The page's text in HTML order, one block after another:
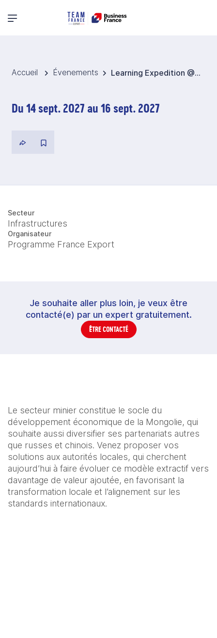
Menu principal
Accueil Évenements Learning Expedition @ MONGOLIE MINING WEEK 2027 - Mongolie
Du 14 sept. 2027 au 16 sept. 2027
Secteur
Infrastructures
Organisateur
Programme France Export
Je souhaite aller plus loin, je veux être
contacté(e) par un expert gratuitement.
ÊTRE CONTACTÉ
Le secteur minier constitue le socle du
développement économique de la Mongolie, qui
souhaite aussi diversifier ses partenariats autres
que russes et chinois. Venez proposer vos
solutions aux autorités locales, qui cherchent
aujourd’hui à faire évoluer ce modèle extractif vers
davantage de valeur ajoutée, en favorisant la
transformation locale et l’alignement sur les
standards internationaux.